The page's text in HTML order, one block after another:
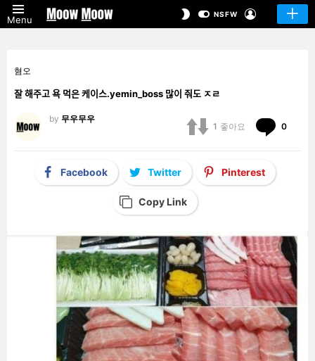
Menu
SWITCHNSFW
혐오
잘 해주고 욕 먹은 케이스.yemin_boss 많이 줘도 ㅈㄹ
by 무우무우
1 좋아요 0
Facebook Twitter Pinterest
Copy Link